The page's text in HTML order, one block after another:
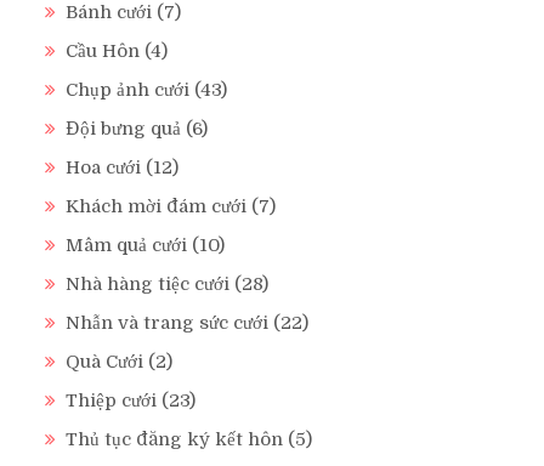
Bánh cưới (7)
Cầu Hôn (4)
Chụp ảnh cưới (43)
Đội bưng quả (6)
Hoa cưới (12)
Khách mời đám cưới (7)
Mâm quả cưới (10)
Nhà hàng tiệc cưới (28)
Nhẫn và trang sức cưới (22)
Quà Cưới (2)
Thiệp cưới (23)
Thủ tục đăng ký kết hôn (5)